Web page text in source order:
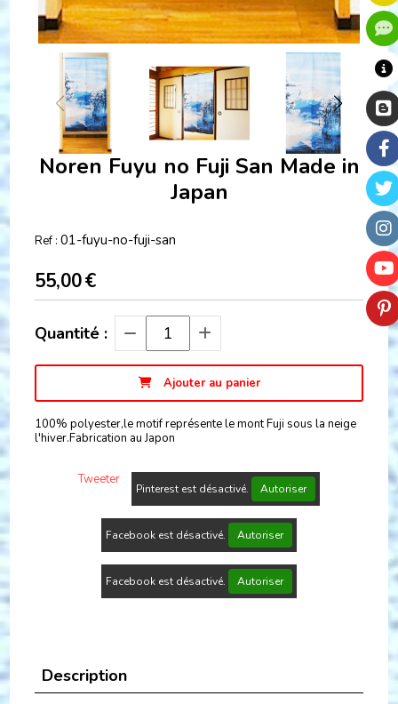
Noren Fuyu no Fuji San Made in
Japan
Ref : 01-fuyu-no-fuji-san
55,00€
Quantité :
Ajouter au panier
100% polyester,le motif représente le mont Fuji sous la neige
l'hiver.Fabrication au Japon
Tweeter
Pinterest est désactivé. Autoriser
Facebook est désactivé. Autoriser
Facebook est désactivé. Autoriser
Description